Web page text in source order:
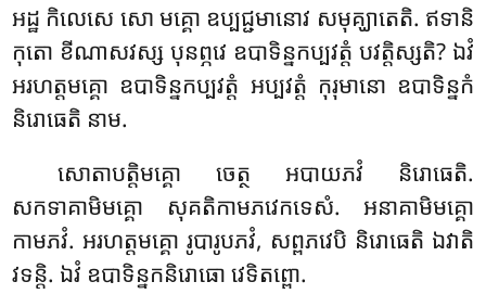
អដ្ឋ កិលេសេ សោ មគ្គោ ឧប្បជ្ជមានោវ សមុគ្ឃាតេតិ. ឥទានិ
កុតោ ខីណាសវស្ស បុនព្ភវេ ឧបាទិន្នកប្បវត្តំ បវត្តិស្សតិ? ឯវំ
អរហត្តមគ្គោ ឧបាទិន្នកប្បវត្តំ អប្បវត្តំ កុរុមានោ ឧបាទិន្នកំ
និរោធេតិ នាម.
សោតាបត្តិមគ្គោ ចេត្ថ អបាយភវំ និរោធេតិ.
សកទាគាមិមគ្គោ សុគតិកាមភវេកទេសំ. អនាគាមិមគ្គោ
កាមភវំ. អរហត្តមគ្គោ រូបារូបភវំ, សព្ពភវេបិ និរោធេតិ ឯវាតិ
វទន្តិ. ឯវំ ឧបាទិន្នកនិរោធោ វេទិតព្ពោ.